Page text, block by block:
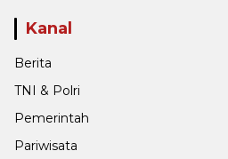
Kanal
Berita
TNI & Polri
Pemerintah
Pariwisata